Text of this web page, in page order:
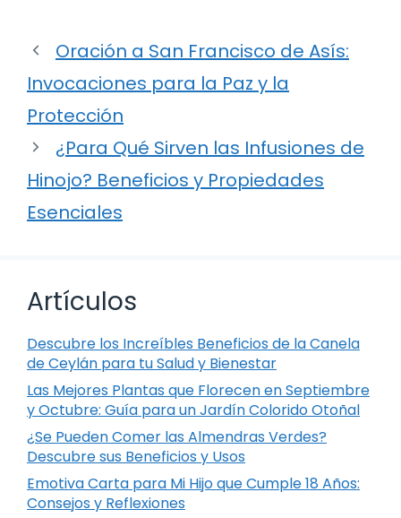
Oración a San Francisco de Asís:
Invocaciones para la Paz y la
Protección
¿Para Qué Sirven las Infusiones de
Hinojo? Beneficios y Propiedades
Esenciales
Artículos
Descubre los Increíbles Beneficios de la Canela
de Ceylán para tu Salud y Bienestar
Las Mejores Plantas que Florecen en Septiembre
y Octubre: Guía para un Jardín Colorido Otoñal
¿Se Pueden Comer las Almendras Verdes?
Descubre sus Beneficios y Usos
Emotiva Carta para Mi Hijo que Cumple 18 Años:
Consejos y Reflexiones